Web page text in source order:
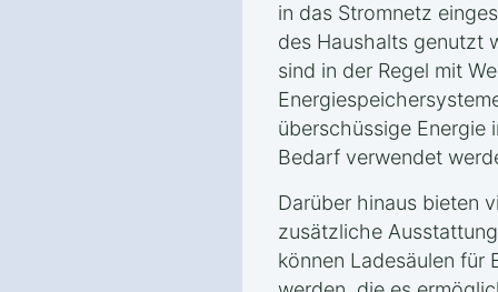
in das Stromnetz
des Haushalts genutzt
sind in der Regel mit
überschüssige Energie
Bedarf verwendet
Darüber hinaus bieten
zusätzliche
können Ladesäulen für